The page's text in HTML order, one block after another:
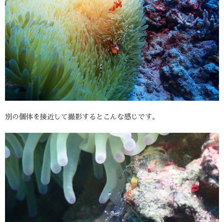
別の個体を接近して撮影するとこんな感じです。